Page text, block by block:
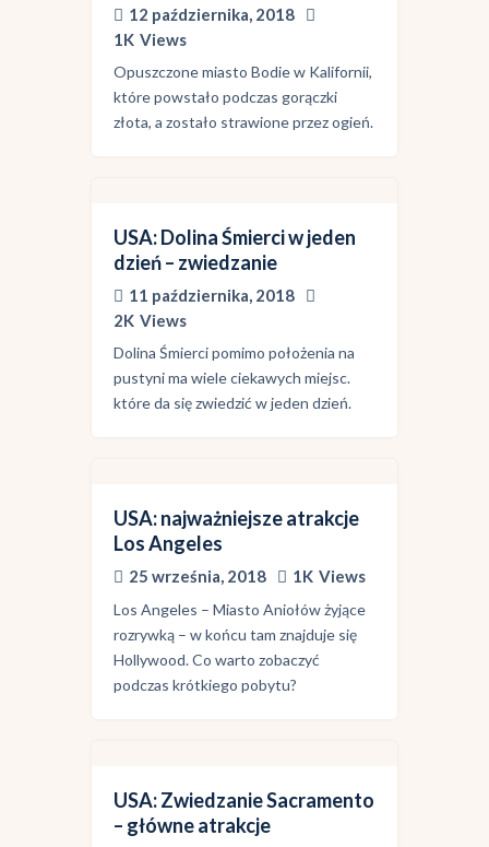
12 października, 2018
1K Views
Opuszczone miasto Bodie w Kalifornii,
które powstało podczas gorączki
złota, a zostało strawione przez ogień.
USA: Dolina Śmierci w jeden
dzień – zwiedzanie
11 października, 2018
2K Views
Dolina Śmierci pomimo położenia na
pustyni ma wiele ciekawych miejsc.
które da się zwiedzić w jeden dzień.
USA: najważniejsze atrakcje
Los Angeles
25 września, 2018 1K Views
Los Angeles – Miasto Aniołów żyjące
rozrywką – w końcu tam znajduje się
Hollywood. Co warto zobaczyć
podczas krótkiego pobytu?
USA: Zwiedzanie Sacramento
– główne atrakcje